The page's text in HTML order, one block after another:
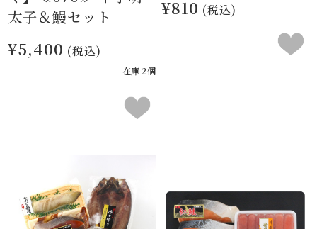
太子＆鰻セット
¥5,400 (税込)
在庫 2個
¥810 (税込)